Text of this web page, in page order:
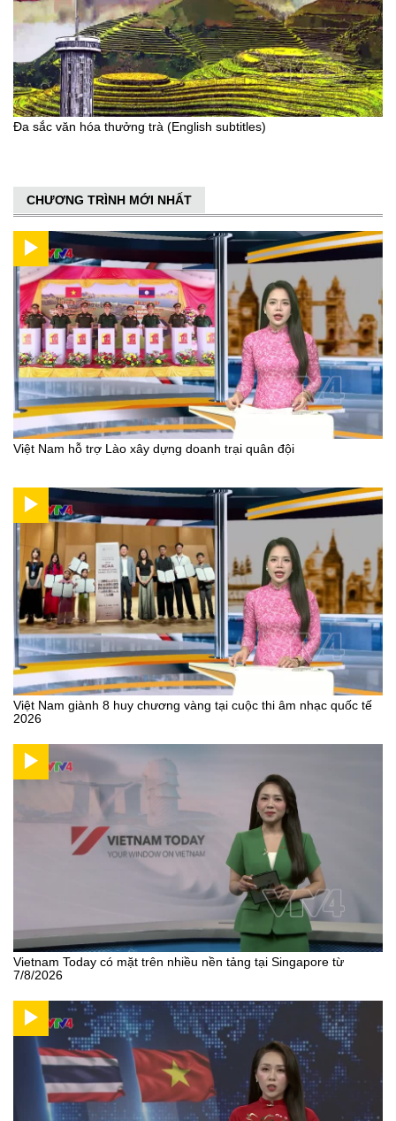
Đa sắc văn hóa thưởng trà (English subtitles)
CHƯƠNG TRÌNH MỚI NHẤT
Việt Nam hỗ trợ Lào xây dựng doanh trại quân đội
Việt Nam giành 8 huy chương vàng tại cuộc thi âm nhạc quốc tế
2026
Vietnam Today có mặt trên nhiều nền tảng tại Singapore từ
7/8/2026